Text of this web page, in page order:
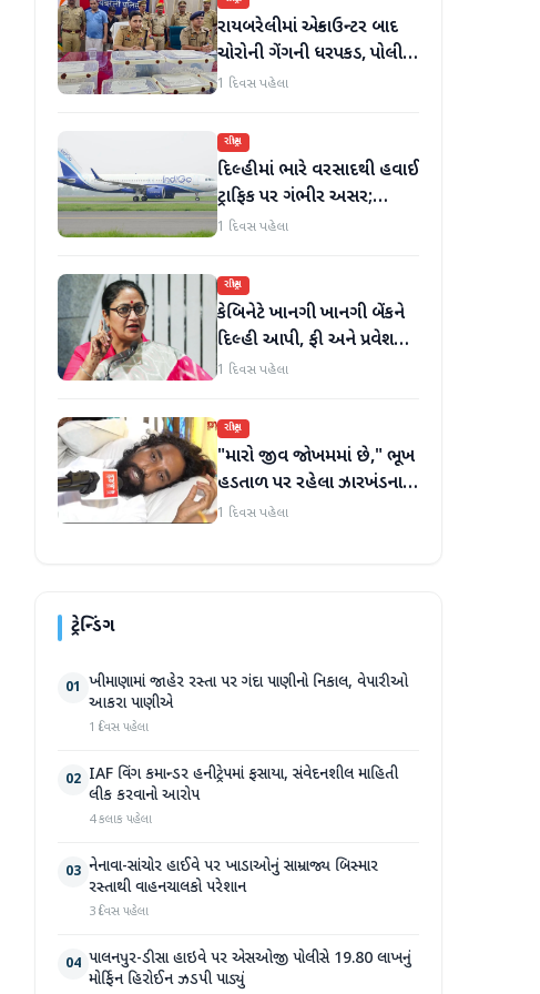
રાયબરેલીમાં એન્કાઉન્ટર બાદ
ચોરોની ગેંગની ધરપકડ, પોલીસે
12.4 કિલો ચાંદીના દાગીના
1 દિવસ પહેલા
રાષ્ટ્રીય
દિલ્હીમાં ભારે વરસાદથી હવાઈ
ટ્રાફિક પર ગંભીર અસર;
ઈન્ડિગોએ મુસાફરો માટે
1 દિવસ પહેલા
રાષ્ટ્રીય
કેબિનેટે ખાનગી ખાનગી બેંકને
દિલ્હી આપી, ફી અને પ્રવેશ
માટે નવા નિયમો વિશે જાણો
1 દિવસ પહેલા
રાષ્ટ્રીય
"મારો જીવ જોખમમાં છે," ભૂખ
હડતાળ પર રહેલા ઝારખંડના
વિદ્યાર્થી નેતા દેવેન્દ્ર નાથ
1 દિવસ પહેલા
ટ્રેન્ડિંગ
01 ખીમાણામાં જાહેર રસ્તા પર ગંદા પાણીનો નિકાલ, વેપારીઓ
આકરા પાણીએ
1 દિવસ પહેલા
02 IAF વિંગ કમાન્ડર હનીટ્રેપમાં ફસાયા, સંવેદનશીલ માહિતી
લીક કરવાનો આરોપ
4 કલાક પહેલા
03 નેનાવા-સાંચોર હાઈવે પર ખાડાઓનું સામ્રાજ્ય બિસ્માર
રસ્તાથી વાહનચાલકો પરેશાન
3 દિવસ પહેલા
04 પાલનપુર-ડીસા હાઇવે પર એસઓજી પોલીસે 19.80 લાખનું
મોર્ફિન હિરોઈન ઝડપી પાડ્યું